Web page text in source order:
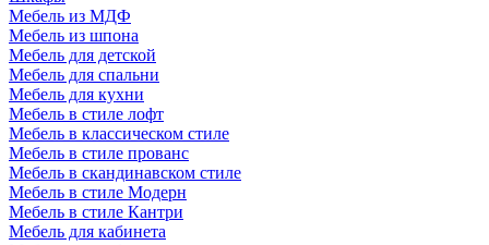
Мебель из МДФ
Мебель из шпона
Мебель для детской
Мебель для спальни
Мебель для кухни
Мебель в стиле лофт
Мебель в классическом стиле
Мебель в стиле прованс
Мебель в скандинавском стиле
Мебель в стиле Модерн
Мебель в стиле Кантри
Мебель для кабинета